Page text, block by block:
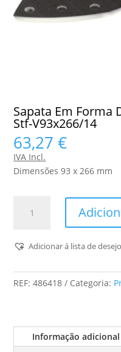
Sapata Em Forma
Stf-V93x266/14
63,27€
IVA Incl.
Dimensões 93 x 266 mm
Em
De
Ferro
Ssh-
Adicionar á lista de
REF:486418 Categoria:
Informação adicional